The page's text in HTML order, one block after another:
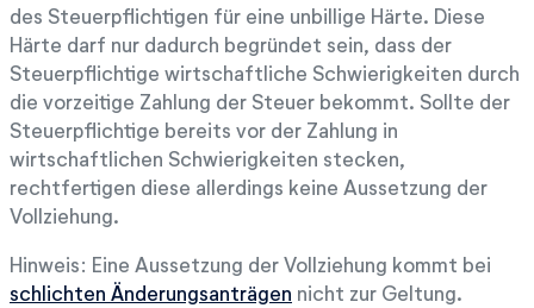
des Steuerpflichtigen für eine unbillige Härte. Diese
Härte darf nur dadurch begründet sein, dass der
Steuerpflichtige wirtschaftliche Schwierigkeiten durch
die vorzeitige Zahlung der Steuer bekommt. Sollte der
Steuerpflichtige bereits vor der Zahlung in
wirtschaftlichen Schwierigkeiten stecken,
rechtfertigen diese allerdings keine Aussetzung der
Vollziehung.
Hinweis: Eine Aussetzung der Vollziehung kommt bei
schlichten Änderungsanträgen nicht zur Geltung.